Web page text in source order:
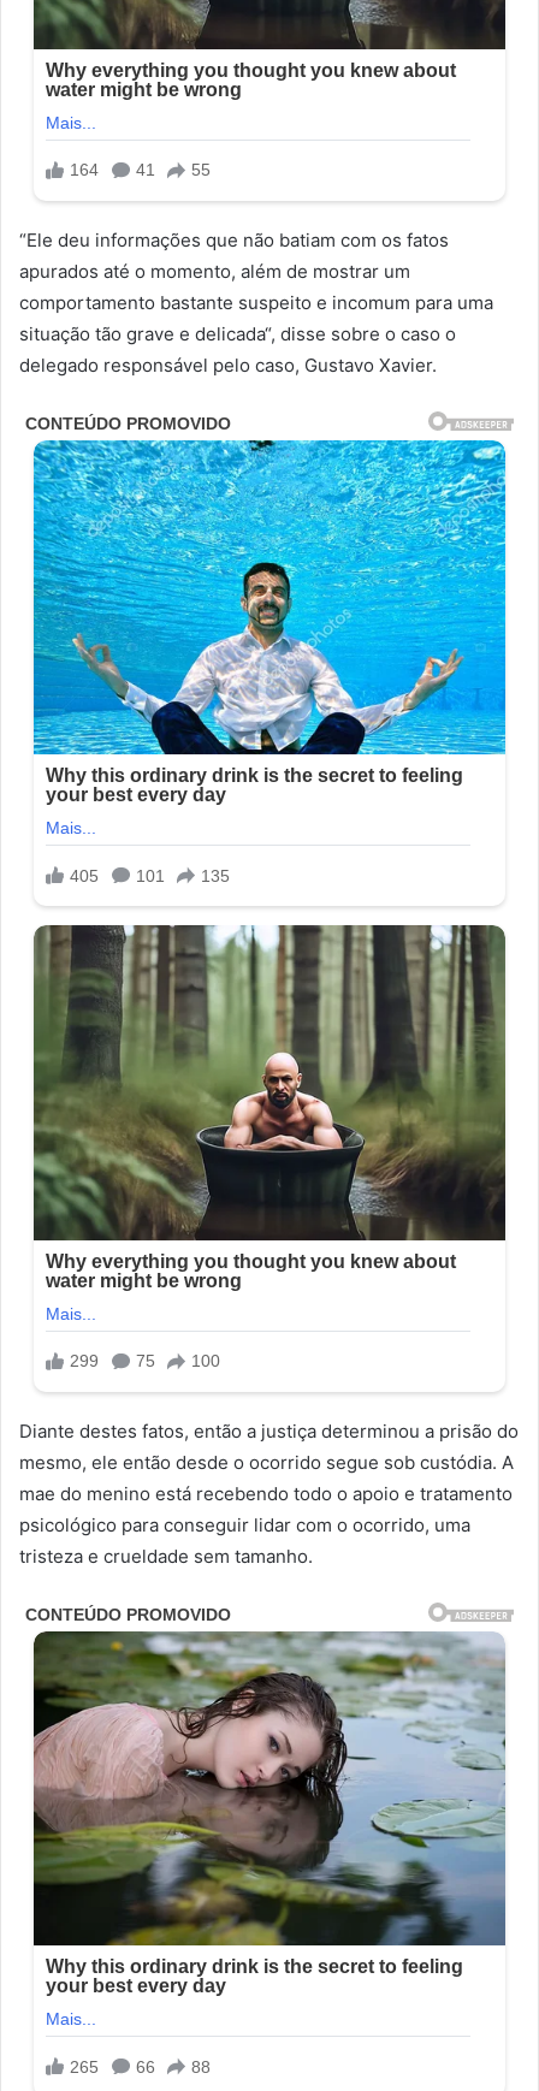
“Ele deu informações que não batiam com os fatos
apurados até o momento, além de mostrar um
comportamento bastante suspeito e incomum para uma
situação tão grave e delicada“, disse sobre o caso o
delegado responsável pelo caso, Gustavo Xavier.
Diante destes fatos, então a justiça determinou a prisão do
mesmo, ele então desde o ocorrido segue sob custódia. A
mae do menino está recebendo todo o apoio e tratamento
psicológico para conseguir lidar com o ocorrido, uma
tristeza e crueldade sem tamanho.